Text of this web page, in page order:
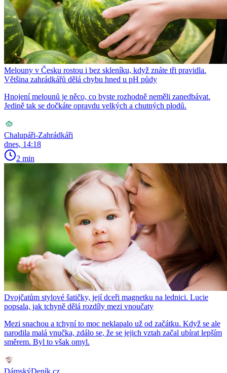
Melouny v Česku rostou i bez skleníku, když znáte tři pravidla.
Většina zahrádkářů dělá chybu hned u pH půdy
Hnojení melounů je něco, co byste rozhodně neměli zanedbávat.
Jedině tak se dočkáte opravdu velkých a chutných plodů.
Chalupáři-Zahrádkáři
dnes, 14:18
2 min
Dvojčatům stylové šatičky, její dceři magnetku na lednici. Lucie
popsala, jak tchyně dělá rozdíly mezi vnoučaty
Mezi snachou a tchyní to moc neklapalo už od začátku. Když se ale
narodila malá vnučka, zdálo se, že se jejich vztah začal ubírat lepším
směrem. Byl to však omyl.